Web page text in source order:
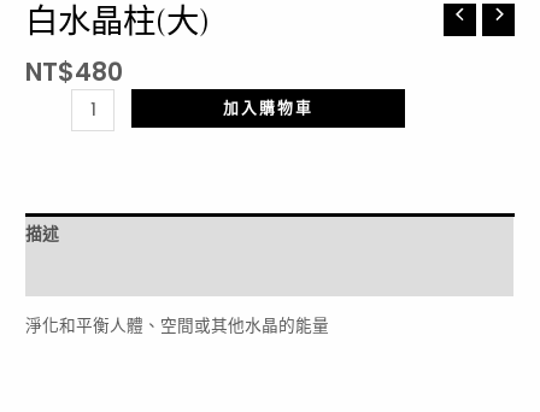
白水晶柱(大)
NT$480
白
水
晶
加入購物車
描述
淨化和平衡人體、空間或其他水晶的能量